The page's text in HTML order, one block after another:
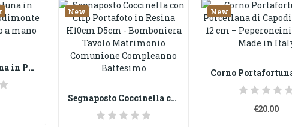
Corno Portafortuna in Porcellana di Capodimonte...
New
Segnaposto Coccinella con Clip Portafoto in...
New
€20.00